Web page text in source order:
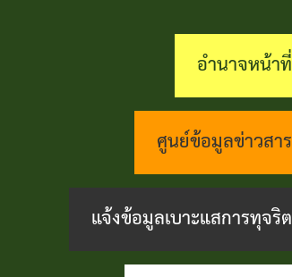
รบ.อำนวย
อำนาจหน้าที่
ศูนย์ข้อมูลข่าวสาร
แจ้งข้อมูลเบาะแสการทุจริต